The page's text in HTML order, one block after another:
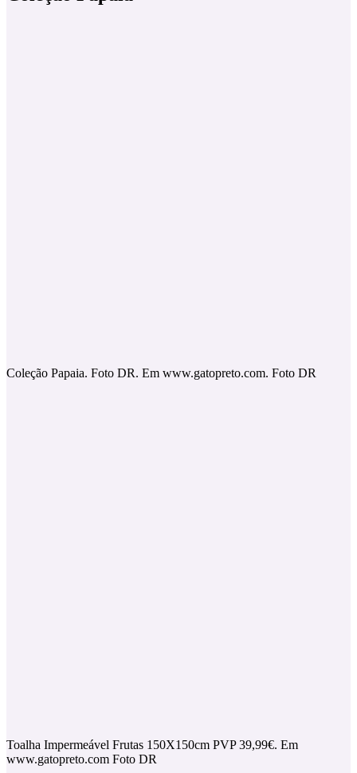
Coleção Papaia. Foto DR. Em www.gatopreto.com. Foto DR
Toalha Impermeável Frutas 150X150cm PVP 39,99€. Em
www.gatopreto.com Foto DR